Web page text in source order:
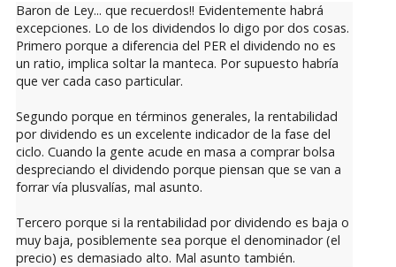
Baron de Ley... que recuerdos!! Evidentemente habrá
excepciones. Lo de los dividendos lo digo por dos cosas.
Primero porque a diferencia del PER el dividendo no es
un ratio, implica soltar la manteca. Por supuesto habría
que ver cada caso particular.
Segundo porque en términos generales, la rentabilidad
por dividendo es un excelente indicador de la fase del
ciclo. Cuando la gente acude en masa a comprar bolsa
despreciando el dividendo porque piensan que se van a
forrar vía plusvalías, mal asunto.
Tercero porque si la rentabilidad por dividendo es baja o
muy baja, posiblemente sea porque el denominador (el
precio) es demasiado alto. Mal asunto también.